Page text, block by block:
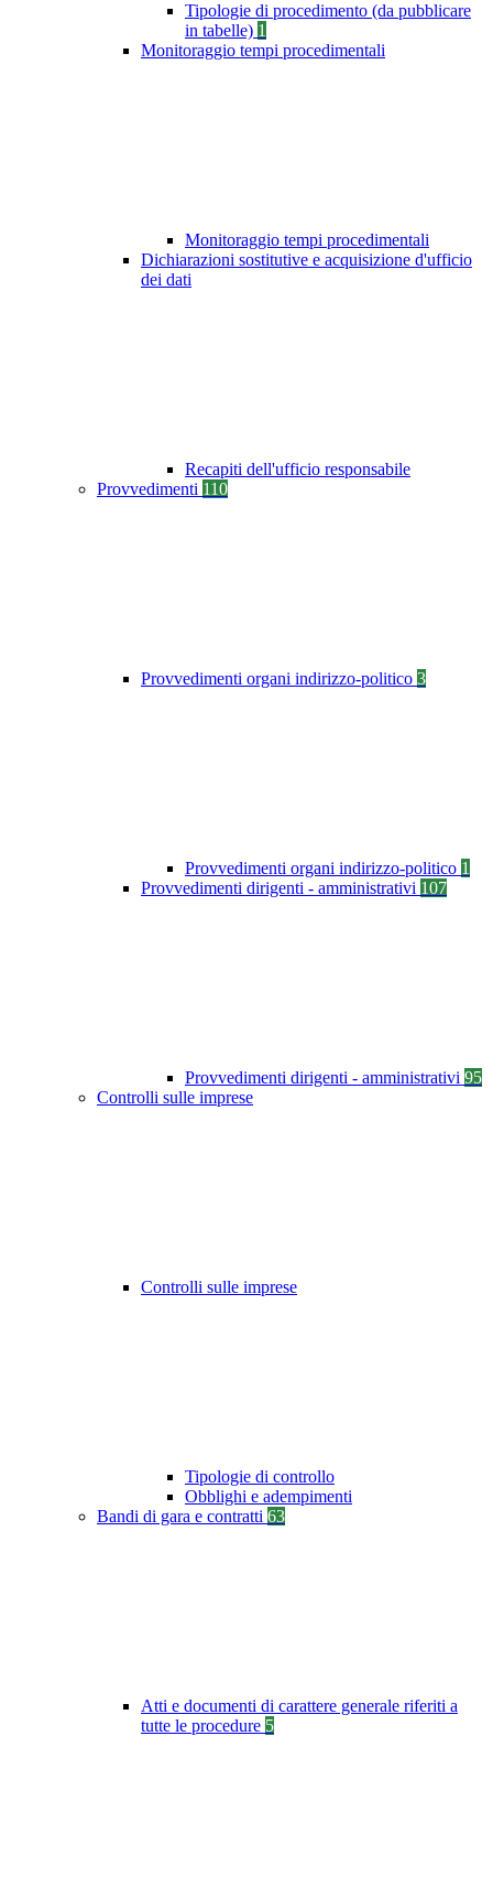
Tipologie di procedimento (da pubblicare
in tabelle) 1
Monitoraggio tempi procedimentali
Monitoraggio tempi procedimentali
Dichiarazioni sostitutive e acquisizione d'ufficio
dei dati
Recapiti dell'ufficio responsabile
Provvedimenti 110
Provvedimenti organi indirizzo-politico 3
Provvedimenti organi indirizzo-politico 1
Provvedimenti dirigenti - amministrativi 107
Provvedimenti dirigenti - amministrativi 95
Controlli sulle imprese
Controlli sulle imprese
Tipologie di controllo
Obblighi e adempimenti
Bandi di gara e contratti 63
Atti e documenti di carattere generale riferiti a
tutte le procedure 5